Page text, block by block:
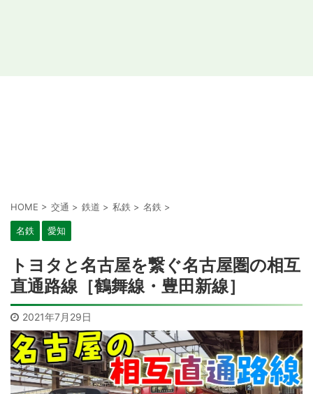
HOME > 交通 > 鉄道 > 私鉄 > 名鉄 >
名鉄 愛知
トヨタと名古屋を繋ぐ名古屋圏の相互
直通路線［鶴舞線・豊田新線］
2021年7月29日